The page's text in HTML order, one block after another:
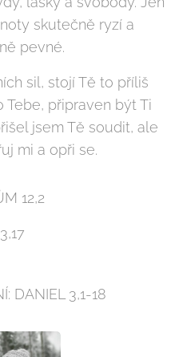
skutečně ryzí a
pevné.
sil, stojí Tě to příliš
Tebe, připraven být Ti
jsem Tě soudit, ale
mi a opři se.
12,2
DANIEL 3,1-18